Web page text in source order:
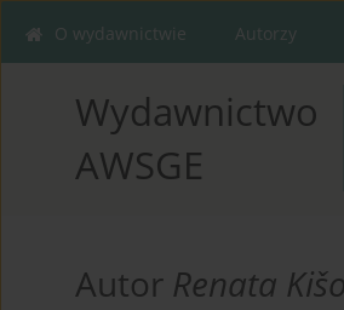
O wydawnictwie Autorzy
Wydawnictwo
AWSGE
Autor Renata